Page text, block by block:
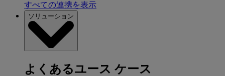
すべての連携を表示
ソリューション
よくあるユース ケース